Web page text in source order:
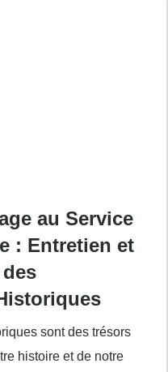
au Service
: Entretien et
sont des trésors
histoire et de notre